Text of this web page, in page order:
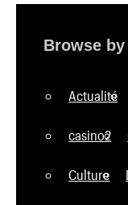
Browse
Actualité
casino2
Culture